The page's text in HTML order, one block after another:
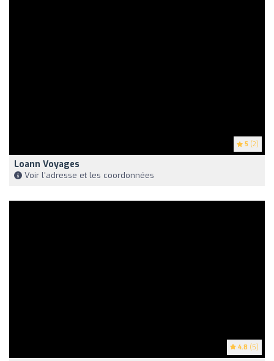
5 (2)
Loann Voyages
Voir l'adresse et les coordonnées
4.8 (5)